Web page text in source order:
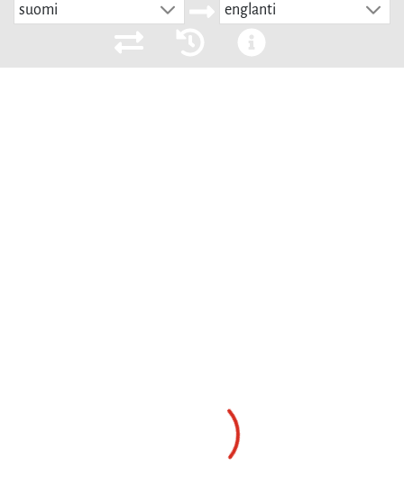
suomi englanti